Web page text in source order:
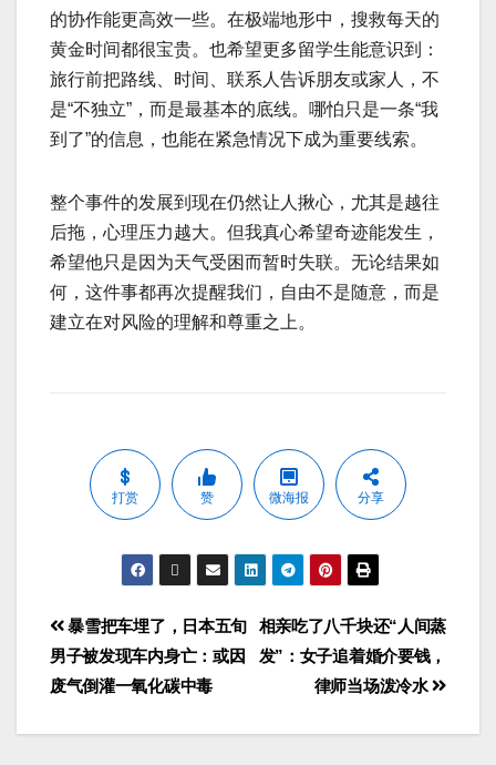
的协作能更高效一些。在极端地形中，搜救每天的
黄金时间都很宝贵。也希望更多留学生能意识到：
旅行前把路线、时间、联系人告诉朋友或家人，不
是“不独立”，而是最基本的底线。哪怕只是一条“我
到了”的信息，也能在紧急情况下成为重要线索。
整个事件的发展到现在仍然让人揪心，尤其是越往
后拖，心理压力越大。但我真心希望奇迹能发生，
希望他只是因为天气受困而暂时失联。无论结果如
何，这件事都再次提醒我们，自由不是随意，而是
建立在对风险的理解和尊重之上。
打赏 赞 微海报 分享
相亲吃了八千块还“人间蒸
发”：女子追着婚介要钱，
律师当场泼冷水
暴雪把车埋了，日本五旬
男子被发现车内身亡：或因
废气倒灌一氧化碳中毒